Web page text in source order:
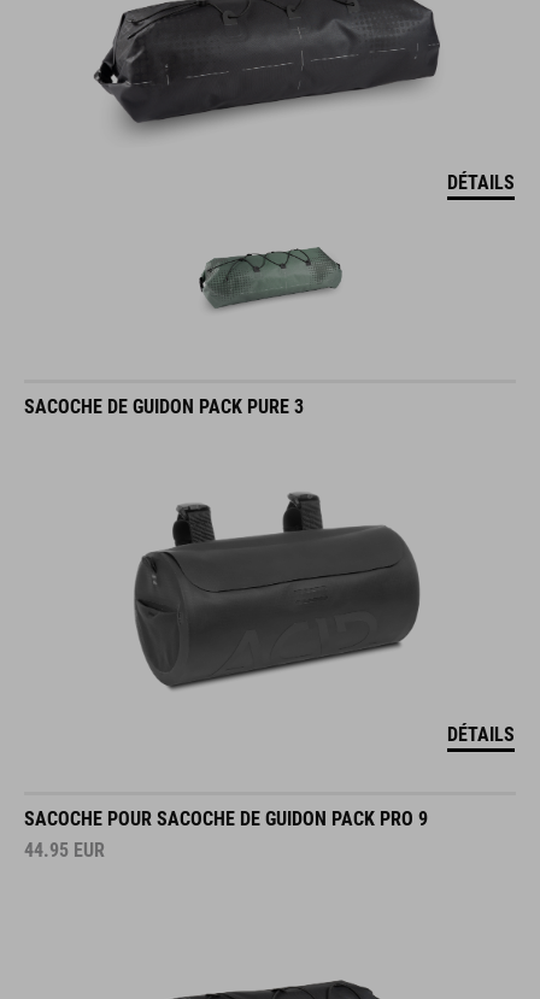
DÉTAILS
SACOCHE DE GUIDON PACK PURE 3
DÉTAILS
SACOCHE POUR SACOCHE DE GUIDON PACK PRO 9
44.95 EUR